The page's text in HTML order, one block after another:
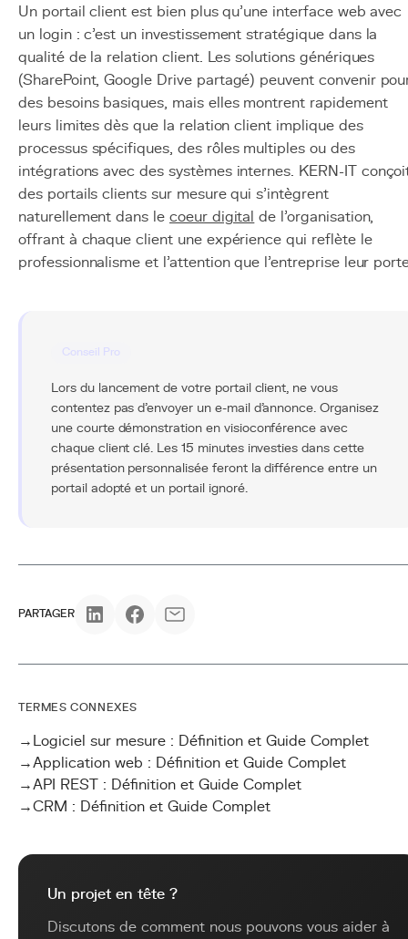
Un portail client est bien plus qu'une interface web avec
un login : c'est un investissement stratégique dans la
qualité de la relation client. Les solutions génériques
(SharePoint, Google Drive partagé) peuvent convenir
des besoins basiques, mais elles montrent rapidement
leurs limites dès que la relation client implique des
processus spécifiques, des rôles multiples ou des
intégrations avec des systèmes internes. KERN-IT
des portails clients sur mesure qui s'intègrent
naturellement dans le coeur digital de l'organisation,
offrant à chaque client une expérience qui reflète le
professionnalisme et l'attention que l'entreprise leur
Conseil Pro
Lors du lancement de votre portail client, ne vous
contentez pas d'envoyer un e-mail d'annonce. Organisez
une courte démonstration en visioconférence avec
chaque client clé. Les 15 minutes investies dans cette
présentation personnalisée feront la différence entre un
portail adopté et un portail ignoré.
PARTAGER
TERMES CONNEXES
→ Logiciel sur mesure : Définition et Guide Complet
→Application web : Définition et Guide Complet
→API REST : Définition et Guide Complet
→CRM : Définition et Guide Complet
Un projet en tête ?
Discutons de comment nous pouvons vous aider à